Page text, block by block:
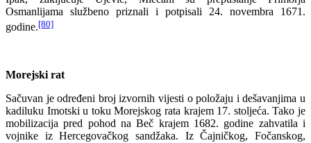
Osmanlijama službeno priznali i potpisali 24. novembra 1671.
godine.[80]
Morejski rat
Sačuvan je određeni broj izvornih vijesti o položaju i dešavanjima u
kadiluku Imotski u toku Morejskog rata krajem 17. stoljeća. Tako je
mobilizacija pred pohod na Beč krajem 1682. godine zahvatila i
vojnike iz Hercegovačkog sandžaka. Iz Čajničkog, Fočanskog,